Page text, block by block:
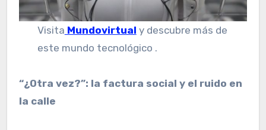
Visita Mundovirtual y descubre más de
este mundo tecnológico .
“¿Otra vez?”: la factura social y el ruido en
la calle